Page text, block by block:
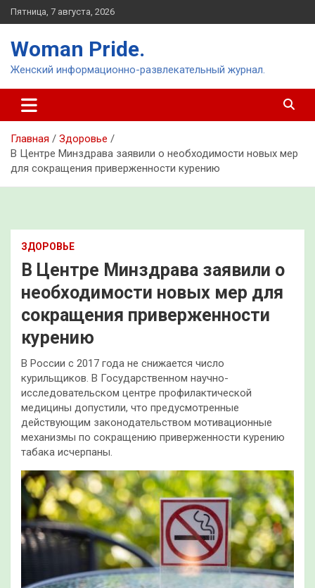
Перейти
к
Пятница, 7 августа, 2026
Woman Pride.
Женский информационно-развлекательный журнал.
Главная
Здоровье
В Центре Минздрава заявили о необходимости новых мер
для сокращения приверженности курению
ЗДОРОВЬЕ
В Центре Минздрава заявили о
необходимости новых мер для
сокращения приверженности
курению
В России с 2017 года не снижается число
курильщиков. В Государственном научно-
исследовательском центре профилактической
медицины допустили, что предусмотренные
действующим законодательством мотивационные
механизмы по сокращению приверженности курению
табака исчерпаны.